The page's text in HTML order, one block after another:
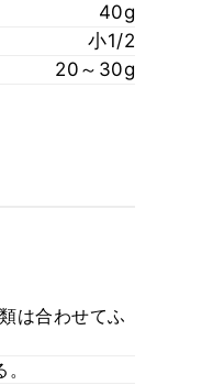
40g
小1/2
20～30g
は合わせてふ